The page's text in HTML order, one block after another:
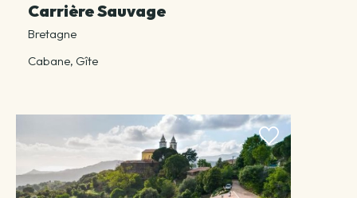
Carrière Sauvage
Bretagne
Cabane, Gîte